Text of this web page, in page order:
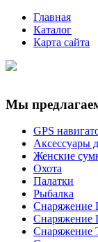
Главная
Каталог
Карта сайта
Мы
GPS
Аксессуары
Женские
Охота
Палатки
Рыбалка
Снаряжение
Снаряжение
Снаряжение